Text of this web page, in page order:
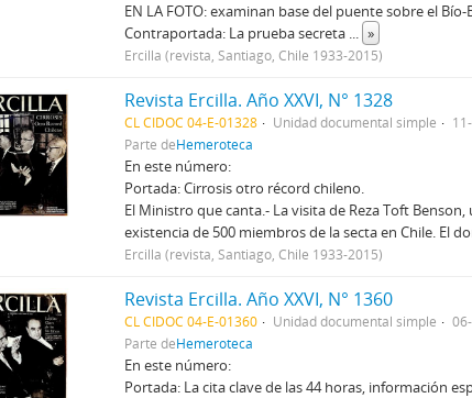
EN LA FOTO: examinan base del puente sobre el Bío-
Contraportada: La prueba secreta ... »
Ercilla (revista, Santiago, Chile 1933-2015)
Revista Ercilla. Año XXVI, N° 1328
CL CIDOC 04-E-01328 Unidad documental simple
Parte deHemeroteca
En este número:
Portada: Cirrosis otro récord chileno.
El Ministro que canta.- La visita de Reza Toft
existencia de 500 miembros de la secta en Chile. El
Ercilla (revista, Santiago, Chile 1933-2015)
Revista Ercilla. Año XXVI, N° 1360
CL CIDOC 04-E-01360 Unidad documental simple
Parte deHemeroteca
En este número:
Portada: La cita clave de las 44 horas, información